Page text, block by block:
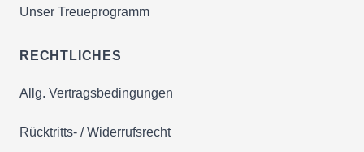
Unser Treueprogramm
RECHTLICHES
Allg. Vertragsbedingungen
Rücktritts- / Widerrufsrecht